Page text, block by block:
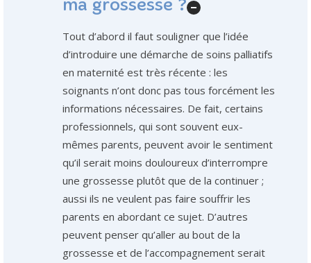
ma grossesse ?
Tout d’abord il faut souligner que l’idée
d’introduire une démarche de soins palliatifs
en maternité est très récente : les
soignants n’ont donc pas tous forcément les
informations nécessaires. De fait, certains
professionnels, qui sont souvent eux-
mêmes parents, peuvent avoir le sentiment
qu’il serait moins douloureux d’interrompre
une grossesse plutôt que de la continuer ;
aussi ils ne veulent pas faire souffrir les
parents en abordant ce sujet. D’autres
peuvent penser qu’aller au bout de la
grossesse et de l’accompagnement serait